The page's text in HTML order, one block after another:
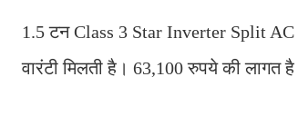
1.5 टन Class 3 Star Inverter Split AC
वारंटी मिलती है। 63,100 रुपये की